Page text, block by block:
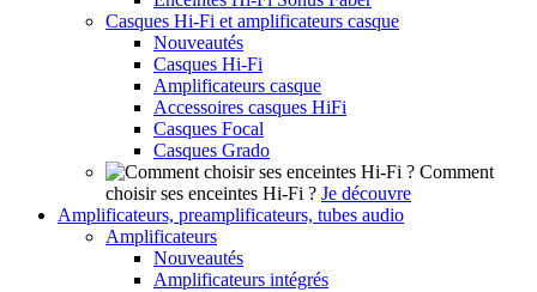
Casques Hi-Fi et amplificateurs casque
Nouveautés
Casques Hi-Fi
Amplificateurs casque
Accessoires casques HiFi
Casques Focal
Casques Grado
Comment
choisir ses enceintes Hi-Fi ? Je découvre
Amplificateurs, preamplificateurs, tubes audio
Amplificateurs
Nouveautés
Amplificateurs intégrés